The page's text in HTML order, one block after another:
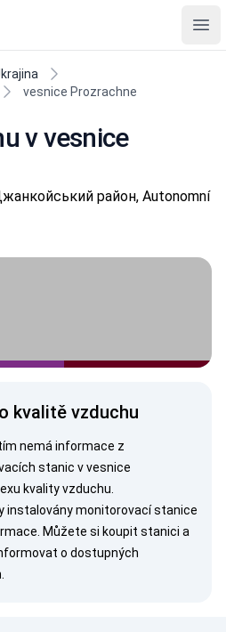
vesnice Prozrachne
v vesnice
район, Autonomní
kvalitě vzduchu
nemá informace z
stanic v vesnice
kvality vzduchu.
instalovány monitorovací stanice
Můžete si koupit stanici a
o dostupných